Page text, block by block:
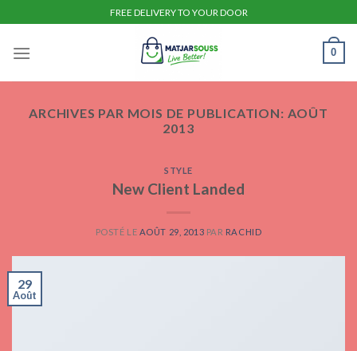
to
content
FREE DELIVERY TO YOUR DOOR
0
ARCHIVES PAR MOIS DE PUBLICATION: AOÛT
2013
STYLE
New Client Landed
POSTÉ LE AOÛT 29, 2013 PAR RACHID
29
Août